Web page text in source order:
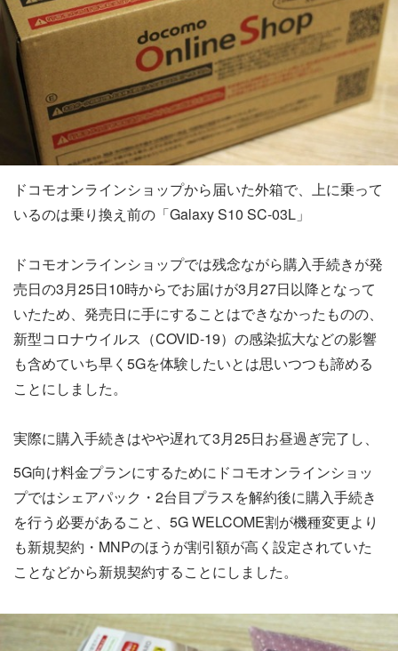
ドコモオンラインショップから届いた外箱で、上に乗って
いるのは乗り換え前の「Galaxy S10 SC-03L」
ドコモオンラインショップでは残念ながら購入手続きが発
売日の3月25日10時からでお届けが3月27日以降となって
いたため、発売日に手にすることはできなかったものの、
新型コロナウイルス（COVID-19）の感染拡大などの影響
も含めていち早く5Gを体験したいとは思いつつも諦める
ことにしました。
実際に購入手続きはやや遅れて3月25日お昼過ぎ完了し、
5G向け料金プランにするためにドコモオンラインショッ
プではシェアパック・2台目プラスを解約後に購入手続き
を行う必要があること、5G WELCOME割が機種変更より
も新規契約・MNPのほうが割引額が高く設定されていた
ことなどから新規契約することにしました。